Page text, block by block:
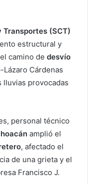
Transportes (SCT)
estructural y
camino de desvío
Lázaro Cárdenas
lluvias provocadas
personal técnico
amplió el
, afectado el
de una grieta y el
Francisco J.